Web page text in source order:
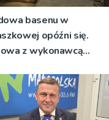
basenu w
opóźni się.
z wykonawcą
podpisana